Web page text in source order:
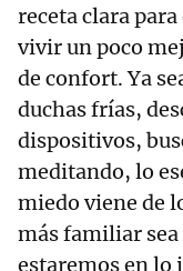
receta clara
vivir un poco
de confort. Ya
duchas frías,
dispositivos,
meditando, lo
miedo viene de
más familiar
estaremos en lo